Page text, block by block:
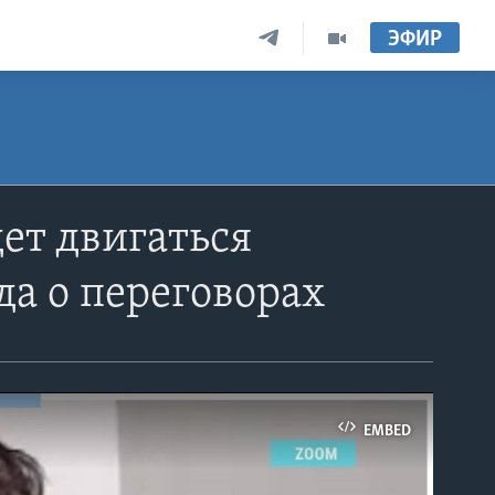
ЭФИР
двигаться
о переговорах
EMBED